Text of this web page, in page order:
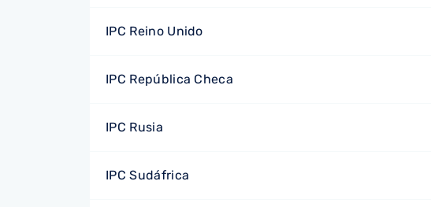
IPC Reino Unido
IPC República Checa
IPC Rusia
IPC Sudáfrica